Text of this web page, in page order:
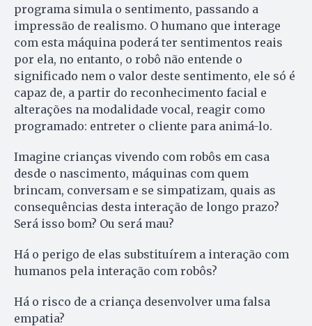
programa simula o sentimento, passando a
impressão de realismo. O humano que interage
com esta máquina poderá ter sentimentos reais
por ela, no entanto, o robô não entende o
significado nem o valor deste sentimento, ele só é
capaz de, a partir do reconhecimento facial e
alterações na modalidade vocal, reagir como
programado: entreter o cliente para animá-lo.
Imagine crianças vivendo com robôs em casa
desde o nascimento, máquinas com quem
brincam, conversam e se simpatizam, quais as
consequências desta interação de longo prazo?
Será isso bom? Ou será mau?
Há o perigo de elas substituírem a interação com
humanos pela interação com robôs?
Há o risco de a criança desenvolver uma falsa
empatia?